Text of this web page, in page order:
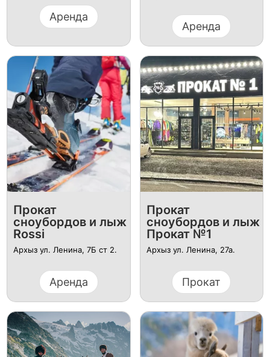
Аренда
Аренда
Прокат
сноубордов и лыж
Rossi
Архыз ул. Ленина, 7Б ст 2.
Аренда
Прокат
сноубордов и лыж
Прокат №1
Архыз ул. Ленина, 27а.
Прокат